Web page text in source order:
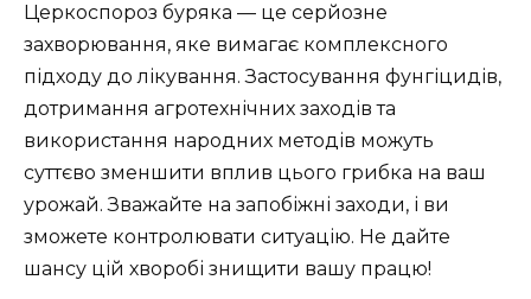
Церкоспороз буряка — це серйозне
захворювання, яке вимагає комплексного
підходу до лікування. Застосування фунгіцидів,
дотримання агротехнічних заходів та
використання народних методів можуть
суттєво зменшити вплив цього грибка на ваш
урожай. Зважайте на запобіжні заходи, і ви
зможете контролювати ситуацію. Не дайте
шансу цій хворобі знищити вашу працю!